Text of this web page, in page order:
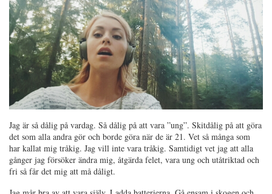
Jag är så dålig på vardag. Så dålig på att vara ”ung”. Skitdålig på att göra
det som alla andra gör och borde göra när de är 21. Vet så många som
har kallat mig tråkig. Jag vill inte vara tråkig. Samtidigt vet jag att alla
gånger jag försöker ändra mig, åtgärda felet, vara ung och utåtriktad och
fri så får det mig att må dåligt.